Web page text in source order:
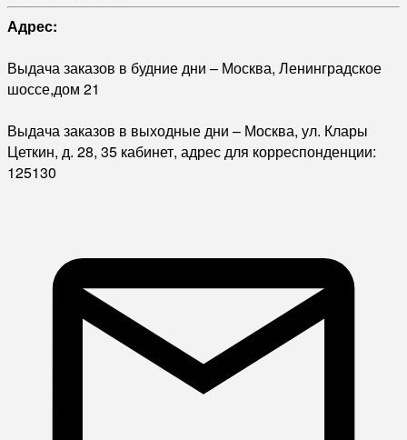
Адрес:
Выдача заказов в будние дни – Москва, Ленинградское
шоссе,дом 21
Выдача заказов в выходные дни – Москва, ул. Клары
Цеткин, д. 28, 35 кабинет, адрес для корреспонденции:
125130